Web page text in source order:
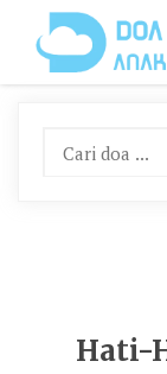
Content
Hati-